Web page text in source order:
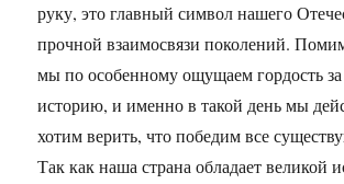
руку, это главный символ нашего
прочной взаимосвязи поколений.
мы по особенному ощущаем гордость
историю, и именно в такой день мы
хотим верить, что победим все
Так как наша страна обладает великой